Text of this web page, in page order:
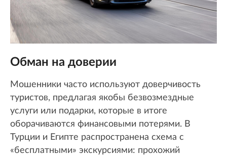
Обман на доверии
Мошенники часто используют доверчивость
туристов, предлагая якобы безвозмездные
услуги или подарки, которые в итоге
оборачиваются финансовыми потерями. В
Турции и Египте распространена схема с
«бесплатными» экскурсиями: прохожий